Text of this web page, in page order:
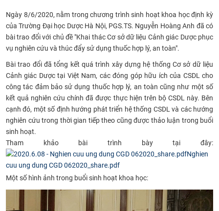
ĐẢM BẢO CHẤT LƯỢNG
KHOA HỌC CÔNG NGHỆ
HTQT
CỰU NGƯỜI HỌC
Ngày 8/6/2020, nằm trong chương trình sinh hoạt khoa học định kỳ
của Trường Đại học Dược Hà Nội, PGS.TS. Nguyễn Hoàng Anh đã có
bài trao đổi với chủ đề "Khai thác Cơ sở dữ liệu Cảnh giác Dược phục
vụ nghiên cứu và thúc đẩy sử dụng thuốc hợp lý, an toàn".
Bài trao đổi đã tổng kết quá trình xây dựng hệ thống Cơ sở dữ liệu
Cảnh giác Dược tại Việt Nam, các đóng góp hữu ích của CSDL cho
công tác đảm bảo sử dụng thuốc hợp lý, an toàn cũng như một số
kết quả nghiên cứu chính đã được thực hiện trên bộ CSDL này. Bên
cạnh đó, một số định hướng phát triển hệ thống CSDL và các hướng
nghiên cứu trong thời gian tiếp theo cũng được thảo luận trong buổi
sinh hoạt.
Tham khảo bài trình bày tại đây:
Nghien
cuu ung dung CGD 062020_share.pdf
Một số hình ảnh trong buổi sinh hoạt khoa học: